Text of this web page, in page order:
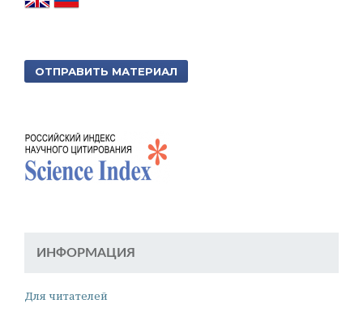
ОТПРАВИТЬ МАТЕРИАЛ
ИНФОРМАЦИЯ
Для читателей